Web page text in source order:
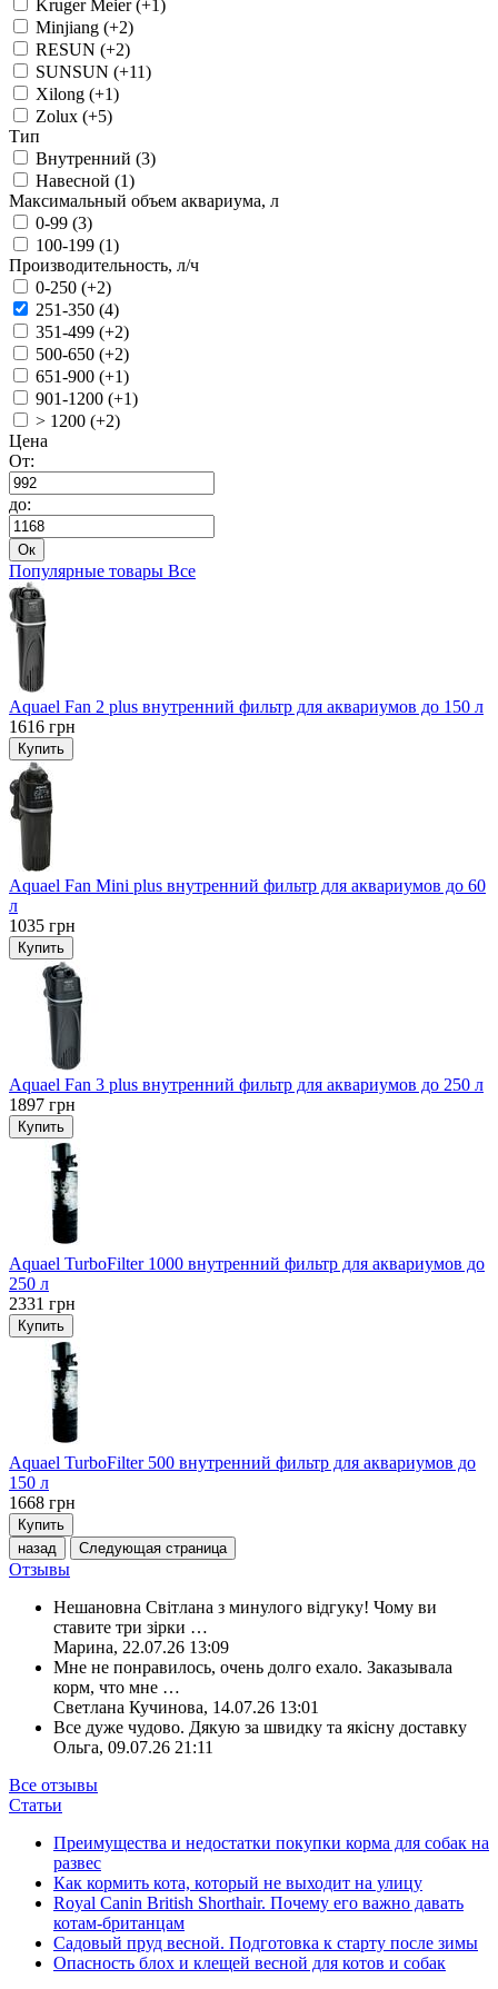
Kruger Meier (+1)
Minjiang (+2)
RESUN (+2)
SUNSUN (+11)
Xilong (+1)
Zolux (+5)
Тип
Внутренний (3)
Навесной (1)
Максимальный объем аквариума, л
0-99 (3)
100-199 (1)
Производительность, л/ч
0-250 (+2)
251-350 (4)
351-499 (+2)
500-650 (+2)
651-900 (+1)
901-1200 (+1)
> 1200 (+2)
Цена
От:
до:
Ок
Популярные товары Все
Aquael Fan 2 plus внутренний фильтр для аквариумов до 150 л
1616 грн
Купить
Aquael Fan Mini plus внутренний фильтр для аквариумов до 60
л
1035 грн
Купить
Aquael Fan 3 plus внутренний фильтр для аквариумов до 250 л
1897 грн
Купить
Aquael TurboFilter 1000 внутренний фильтр для аквариумов до
250 л
2331 грн
Купить
Aquael TurboFilter 500 внутренний фильтр для аквариумов до
150 л
1668 грн
Купить
назад
Следующая страница
Отзывы
Нешановна Світлана з минулого відгуку! Чому ви
ставите три зірки …
Марина, 22.07.26 13:09
Мне не понравилось, очень долго ехало. Заказывала
корм, что мне …
Светлана Кучинова, 14.07.26 13:01
Все дуже чудово. Дякую за швидку та якісну доставку
Ольга, 09.07.26 21:11
Все отзывы
Статьи
Преимущества и недостатки покупки корма для собак на
развес
Как кормить кота, который не выходит на улицу
Royal Canin British Shorthair. Почему его важно давать
котам-британцам
Садовый пруд весной. Подготовка к старту после зимы
Опасность блох и клещей весной для котов и собак